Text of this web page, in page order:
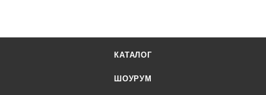
КАТАЛОГ
ШОУРУМ